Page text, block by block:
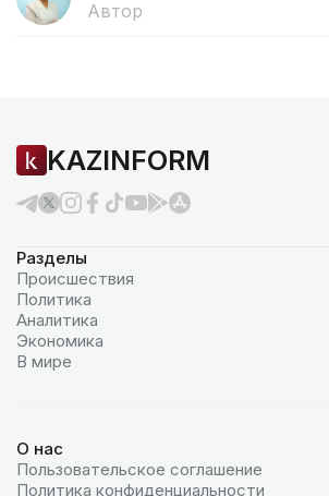
Автор
KAZINFORM
Разделы
Происшествия
Политика
Аналитика
Экономика
В мире
О нас
Пользовательское соглашение
Политика конфиденциальности